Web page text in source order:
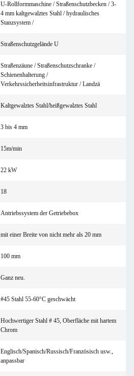
U-Rollformmaschine / Straßenschutzbecken / 3-
4 mm kaltgewalztes Stahl / hydraulisches
Stanzsystem /
Straßenschutzgelände U
Straßenzäune / Straßenschutzschranke /
Schienenhalterung /
Verkehrssicherheitsinfrastruktur / Landzä
Kaltgewalztes Stahl/heißgewalztes Stahl
3 bis 4 mm
15m/min
22 kW
18
Antriebssystem der Getriebebox
mit einer Breite von nicht mehr als 20 mm
100 mm
Ganz neu.
#45 Stahl 55-60°C geschwächt
Hochwertiger Stahl # 45, Oberfläche mit hartem
Chrom
Englisch/Spanisch/Russisch/Französisch usw.,
anpassbar